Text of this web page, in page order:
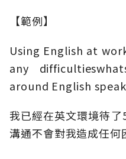
【範例】
Using English at
any
around English
我已經在英文環境待
溝通不會對我造成任何